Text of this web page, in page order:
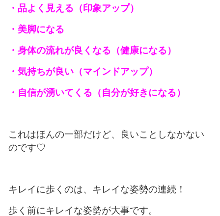
・品よく見える（印象アップ）
・美脚になる
・身体の流れが良くなる（健康になる）
・気持ちが良い（マインドアップ）
・自信が湧いてくる（自分が好きになる）
これはほんの一部だけど、良いことしなかない
のです♡
キレイに歩くのは、キレイな姿勢の連続！
歩く前にキレイな姿勢が大事です。